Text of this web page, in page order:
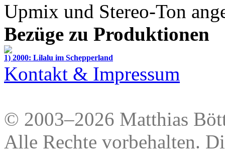
Upmix und Stereo-Ton
Bezüge zu Produktionen
1) 2000: Lilalu im Schepperland
Kontakt & Impressum
© 2003–2026 Matthias
Alle Rechte vorbehalten.